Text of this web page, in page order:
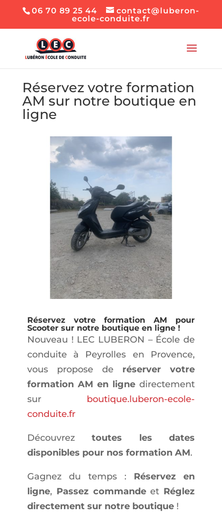
06 70 89 25 44
contact@luberon-
ecole-conduite.fr
Réservez votre formation
AM sur notre boutique en
ligne
Réservez votre formation AM pour
Scooter sur notre boutique en ligne !
Nouveau ! LEC LUBERON – École de
conduite à Peyrolles en Provence,
vous propose de réserver votre
formation AM en ligne directement
sur boutique.luberon-ecole-
conduite.fr
Découvreztoutes les dates
disponibles pour nos formation AM.
Gagnez du temps : Réservez en
ligne, Passez commandeet Réglez
directement sur notre boutique!